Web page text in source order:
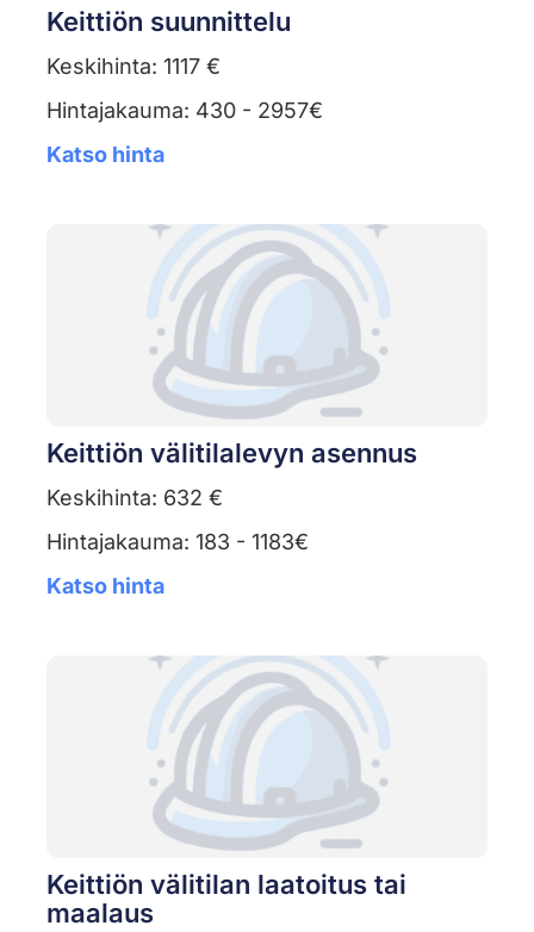
Keittiön suunnittelu
Keskihinta: 1117 €
Hintajakauma: 430 - 2957€
Katso hinta
Keittiön välitilalevyn asennus
Keskihinta: 632 €
Hintajakauma: 183 - 1183€
Katso hinta
Keittiön välitilan laatoitus tai
maalaus